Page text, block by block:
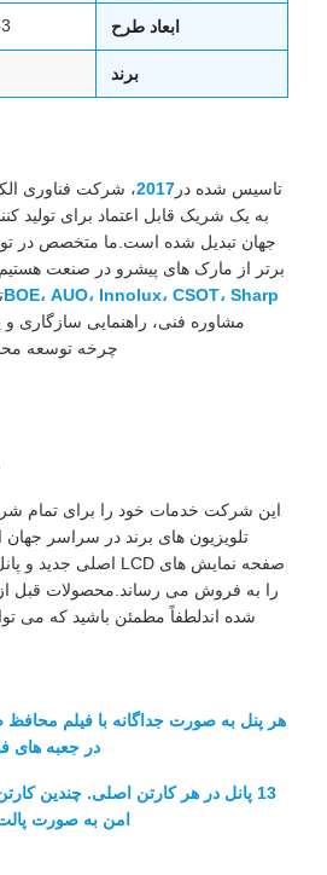
ابعاد طرح
برند
تاسیس شده در2017، شرکت فناوری
به یک شریک قابل اعتماد برای تولید
برتر از مارک های پیشرو در صنعت هستیم
BOE، AUO، Innolux، CSOT، Sharp
مشاوره فنی، راهنمایی سازگاری و
چرخه توسعه
این شرکت خدمات خود را برای تمام
تلویزیون های برند در سراسر
را به فروش می رساند.محصولات قبل
شده اندلطفاً مطمئن باشید که می
هر پنل به صورت جداگانه با فیلم محافظ
در جعبه های
13 پانل در هر کارتن اصلی. چندین
امن به صورت